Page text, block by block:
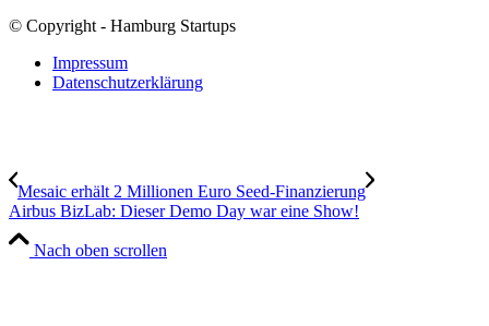
© Copyright - Hamburg Startups
Impressum
Datenschutzerklärung
Mesaic erhält 2 Millionen Euro Seed-Finanzierung
Airbus BizLab: Dieser Demo Day war eine Show!
Nach oben scrollen